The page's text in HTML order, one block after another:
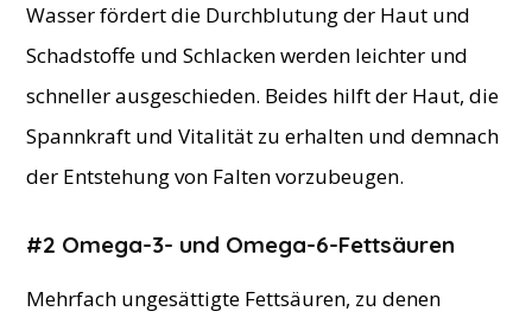
Wasser fördert die Durchblutung der Haut und
Schadstoffe und Schlacken werden leichter und
schneller ausgeschieden. Beides hilft der Haut, die
Spannkraft und Vitalität zu erhalten und demnach
der Entstehung von Falten vorzubeugen.
#2 Omega-3- und Omega-6-Fettsäuren
Mehrfach ungesättigte Fettsäuren, zu denen